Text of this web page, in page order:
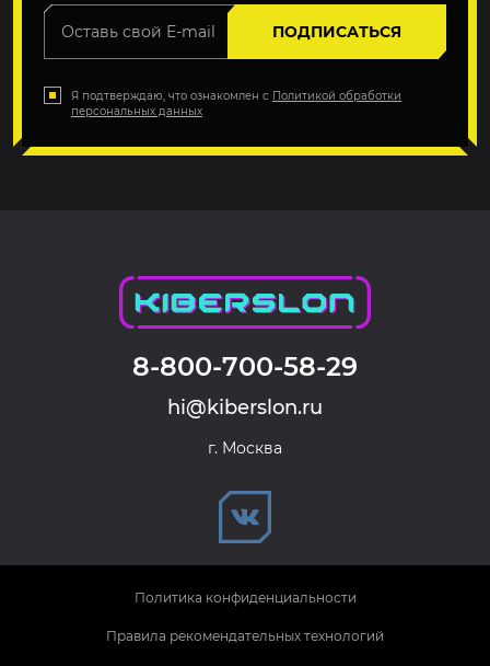
ПОДПИСАТЬСЯ
Я подтверждаю, что ознакомлен с Политикой обработки
персональных данных
8-800-700-58-29
hi@kiberslon.ru
г. Москва
Политика конфиденциальности
Правила рекомендательных технологий